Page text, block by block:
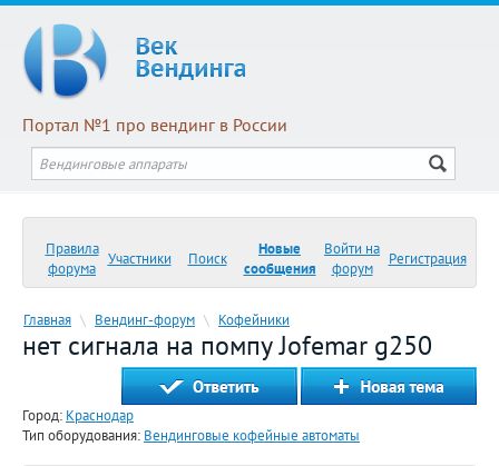
Портал №1 про вендинг в России
Правила
форума
Участники Поиск
Новые
сообщения
Войти на
форум
Регистрация
Главная \ Вендинг-форум \ Кофейники
нет сигнала на помпу Jofemar g250
Город: Краснодар
Тип оборудования: Вендинговые кофейные автоматы